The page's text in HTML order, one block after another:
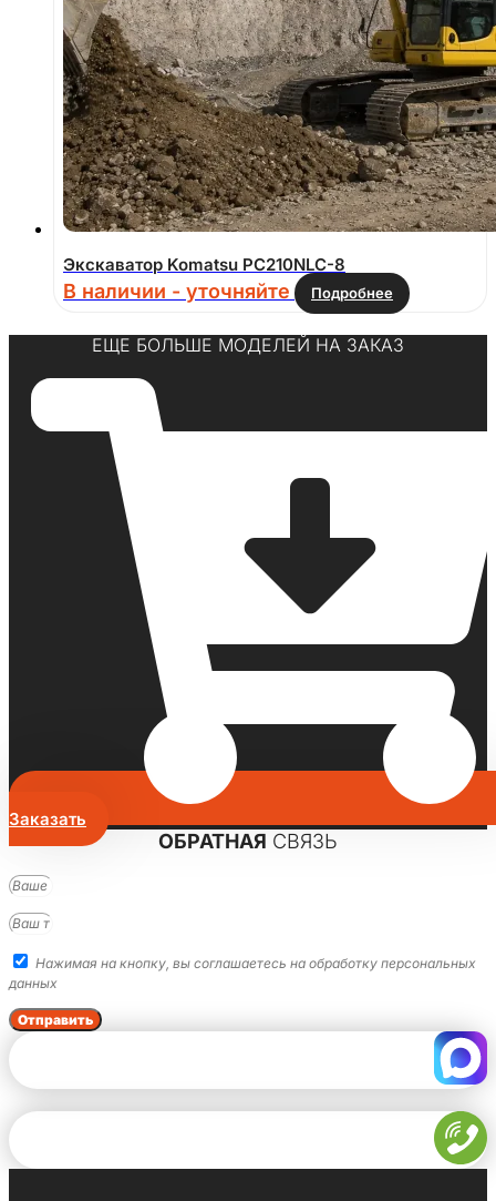
Экскаватор Komatsu PC210NLC-8
В наличии - уточняйте Подробнее
ЕЩЕ БОЛЬШЕ МОДЕЛЕЙ НА ЗАКАЗ
Заказать
ОБРАТНАЯ СВЯЗЬ
Нажимая на кнопку, вы соглашаетесь на обработку персональных
данных
Отправить